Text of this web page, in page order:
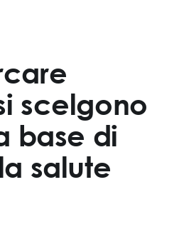
scelgono
base di
salute